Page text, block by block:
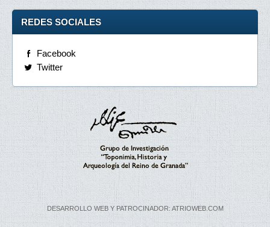
REDES SOCIALES
Facebook
Twitter
DESARROLLO WEB Y PATROCINADOR: ATRIOWEB.COM